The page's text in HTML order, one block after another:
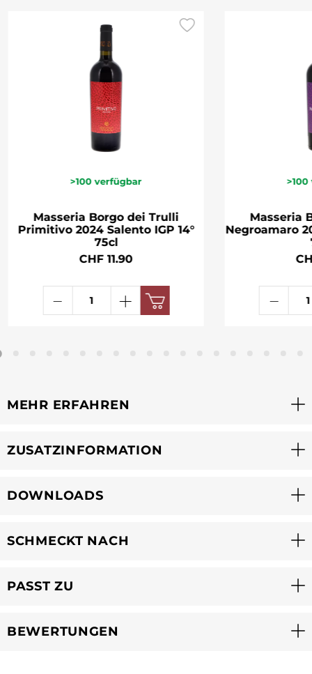
>100 verfügbar
Masseria Borgo dei Trulli
Primitivo 2024 Salento IGP 14°
75cl
CHF 11.90
>100
Masseria
Negroamaro
MEHR ERFAHREN
ZUSATZINFORMATION
DOWNLOADS
SCHMECKT NACH
PASST ZU
BEWERTUNGEN